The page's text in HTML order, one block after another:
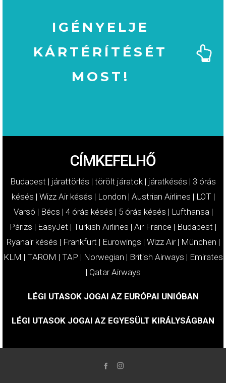
IGÉNYELJE
KÁRTÉRÍTÉSÉT
MOST!
CÍMKEFELHŐ
Budapest | járattörlés | törölt járatok | járatkésés | 3 órás
késés | Wizz Air késés | London | Austrian Airlines | LOT|
Varsó | Bécs | 4 órás késés | 5 órás késés | Lufthansa |
Párizs | EasyJet | Turkish Airlines | Air France | Budapest |
Ryanair késés | Frankfurt | Eurowings | Wizz Air| München |
KLM | TAROM | TAP | Norwegian | British Airways | Emirates
| Qatar Airways
LÉGI UTASOK JOGAI AZ EURÓPAI UNIÓBAN
LÉGI UTASOK JOGAI AZ EGYESÜLT KIRÁLYSÁGBAN